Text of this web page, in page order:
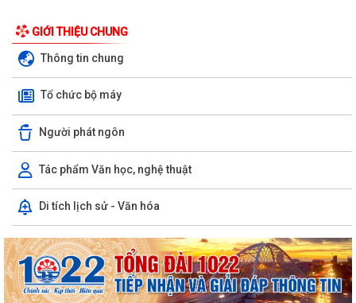
GIỚI THIỆU CHUNG
Thông tin chung
Tổ chức bộ máy
Người phát ngôn
Tác phẩm Văn học, nghệ thuật
Di tích lịch sử - Văn hóa
UBND phường triển khai công tác khám sức khoẻ định kỳ, khám sàng
lọc miễn phí cho người dân trên...